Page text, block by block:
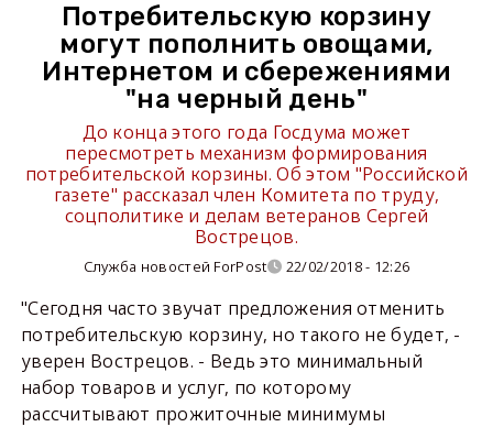
Потребительскую корзину
могут пополнить овощами,
Интернетом и сбережениями
"на черный день"
До конца этого года Госдума может
пересмотреть механизм формирования
потребительской корзины. Об этом "Российской
газете" рассказал член Комитета по труду,
соцполитике и делам ветеранов Сергей
Вострецов.
Служба новостей ForPost 22/02/2018 - 12:26
"Сегодня часто звучат предложения отменить
потребительскую корзину, но такого не будет, -
уверен Вострецов. - Ведь это минимальный
набор товаров и услуг, по которому
рассчитывают прожиточные минимумы